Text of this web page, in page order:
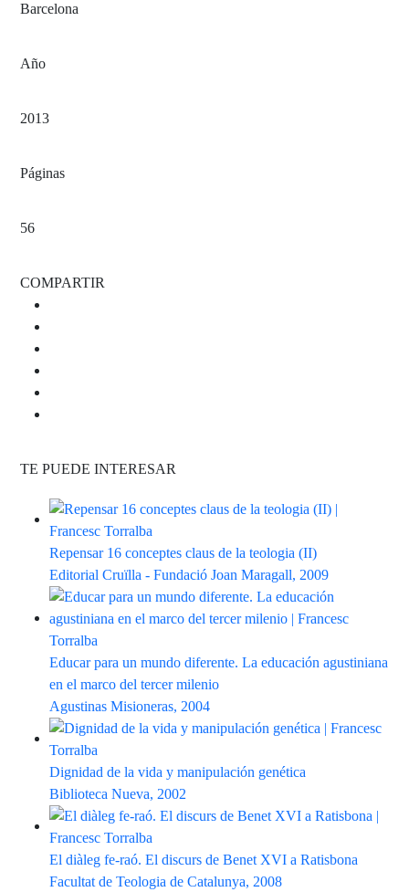
Barcelona
Año
2013
Páginas
56
COMPARTIR
TE PUEDE INTERESAR
Repensar 16 conceptes claus de la teologia (II)
Editorial Cruïlla - Fundació Joan Maragall, 2009
Educar para un mundo diferente. La educación agustiniana
en el marco del tercer milenio
Agustinas Misioneras, 2004
Dignidad de la vida y manipulación genética
Biblioteca Nueva, 2002
El diàleg fe-raó. El discurs de Benet XVI a Ratisbona
Facultat de Teologia de Catalunya, 2008